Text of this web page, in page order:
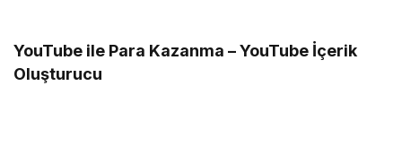
YouTube ile Para Kazanma – YouTube İçerik
Oluşturucu